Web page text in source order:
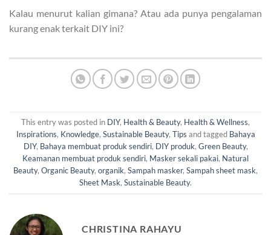
Kalau menurut kalian gimana? Atau ada punya pengalaman
kurang enak terkait DIY ini?
This entry was posted in DIY, Health & Beauty, Health & Wellness,
Inspirations, Knowledge, Sustainable Beauty, Tips and tagged Bahaya
DIY, Bahaya membuat produk sendiri, DIY produk, Green Beauty,
Keamanan membuat produk sendiri, Masker sekali pakai, Natural
Beauty, Organic Beauty, organik, Sampah masker, Sampah sheet mask,
Sheet Mask, Sustainable Beauty.
CHRISTINA RAHAYU